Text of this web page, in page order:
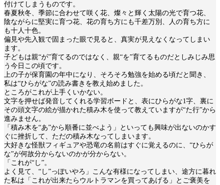
付けてしまうものです。
春夏秋冬、季節に合わせて咲く花、燦々と輝く太陽の光で育つ花、
陰ながらに堅実に育つ花、花の育ち方にも千差万別、人の育ち方に
も十人十色。
偏見や先入観で固まった眼で見ると、真実が見えなくなってしまい
ます。
子どもは親“が”育てるのではなく、親“を”育てるものだとしみじみ思
う今日この頃です。
上の子が保育園の年中になり、そろそろ勉強を始める頃だと聞き、
私は“ひらがな”の読み書きを教え始めました。
ところがこれが上手くいかない。
文字を押せば発音してくれる学習ボードと、表にひらがな1字、裏に
その頭文字の絵が描かれた積み木を使って教えていますが“た行”から
進みません。
「積み木を“あ”から順番に並べよう」といっても興味が出ないのかす
ぐに挫折して、ただの積み木なってしまいます。
大好きな怪獣フィギュアや恐竜の名前はすぐに覚えるのに、“ひらが
な”が何故分からないのかが分からない。
「これが“し”。
よく見て、“し”っぽいやろ」こんな有様になってしまい、途方に暮れ
た私は「これが出来たらウルトラマンを買ってあげる」とご褒美を